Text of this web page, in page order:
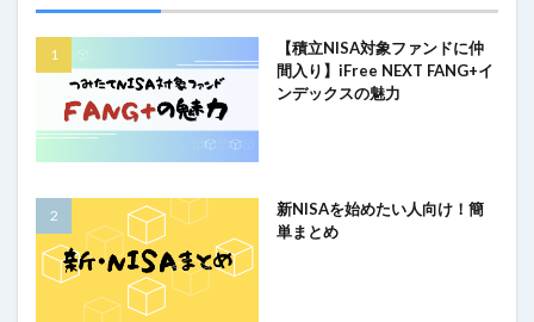
【積立NISA対象ファンドに仲
間入り】iFree NEXT FANG+イ
ンデックスの魅力
新NISAを始めたい人向け！簡
単まとめ